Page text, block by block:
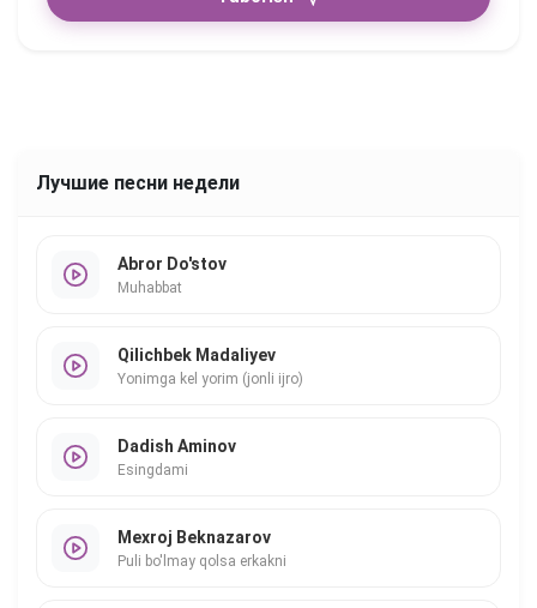
Лучшие песни недели
Abror Do'stov
Muhabbat
Qilichbek Madaliyev
Yonimga kel yorim (jonli ijro)
Dadish Aminov
Esingdami
Mexroj Beknazarov
Puli bo'lmay qolsa erkakni